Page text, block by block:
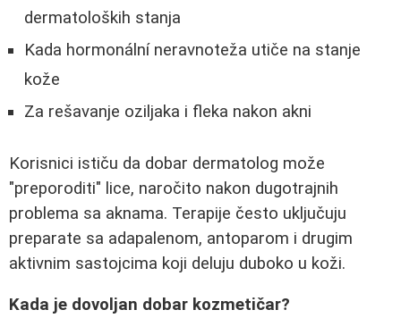
dermatoloških stanja
Kada hormonální neravnoteža utiče na stanje
kože
Za rešavanje oziljaka i fleka nakon akni
Korisnici ističu da dobar dermatolog može
"preporoditi" lice, naročito nakon dugotrajnih
problema sa aknama. Terapije često uključuju
preparate sa adapalenom, antoparom i drugim
aktivnim sastojcima koji deluju duboko u koži.
Kada je dovoljan dobar kozmetičar?